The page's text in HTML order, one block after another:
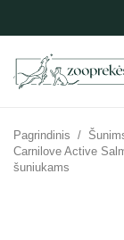
Pagrindinis /
Carnilove Active
šuniukams